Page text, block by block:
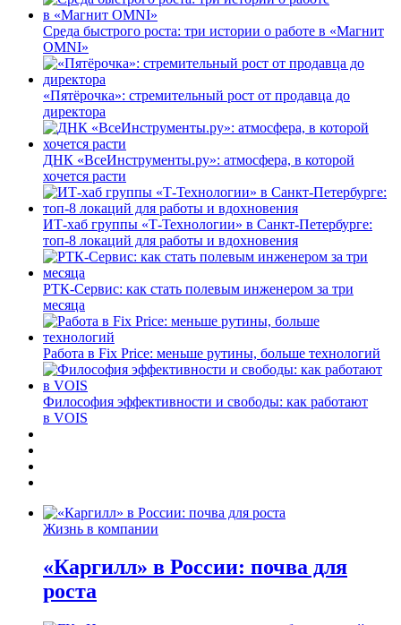
Среда быстрого роста: три истории о работе в «Магнит
OMNI»
«Пятёрочка»: стремительный рост от продавца до
директора
ДНК «ВсеИнструменты.ру»: атмосфера, в которой
хочется расти
ИТ-хаб группы «Т-Технологии» в Санкт-Петербурге:
топ-8 локаций для работы и вдохновения
РТК-Сервис: как стать полевым инженером за три
месяца
Работа в Fix Price: меньше рутины, больше технологий
Философия эффективности и свободы: как работают
в VOIS
Жизнь в компании
«Каргилл» в России: почва для
роста